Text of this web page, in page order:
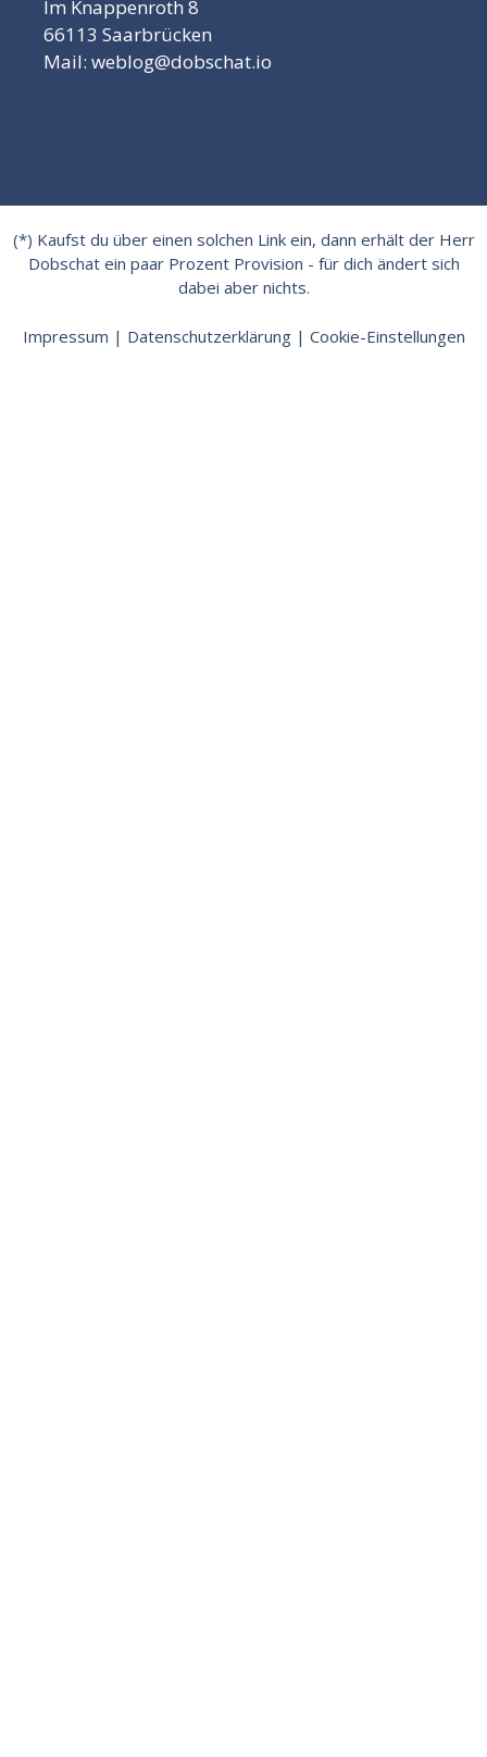
Im Knappenroth 8
66113 Saarbrücken
Mail: weblog@dobschat.io
(*) Kaufst du über einen solchen Link ein, dann erhält der Herr
Dobschat ein paar Prozent Provision - für dich ändert sich
dabei aber nichts.
Impressum | Datenschutzerklärung| Cookie-Einstellungen